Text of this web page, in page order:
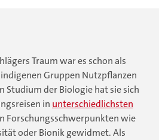
Traum war es schon als
Gruppen Nutzpflanzen
Studium der Biologie hat sie sich
in unterschiedlichsten
Forschungsschwerpunkten wie
oder Bionik gewidmet. Als